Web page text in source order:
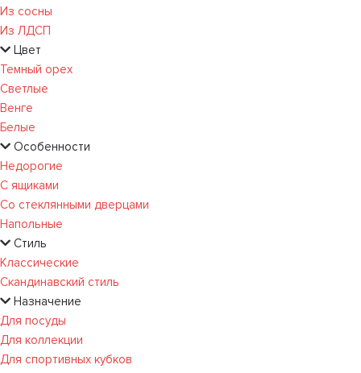
Из сосны
Из ЛДСП
Цвет
Темный орех
Светлые
Венге
Белые
Особенности
Недорогие
С ящиками
Со стеклянными дверцами
Напольные
Стиль
Классические
Скандинавский стиль
Назначение
Для посуды
Для коллекции
Для спортивных кубков